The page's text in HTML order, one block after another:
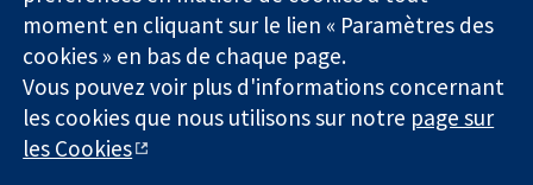
La Collaboration Cochrane est une association caritative (n°
1045921) et une société à responsabilité limitée par garantie (n°
03044323) enregistrée en Angleterre et au Pays de Galles. Numéro
de TVA : GB 718 2127 49.
Copyright © 2026 The Cochrane Collaboration
moment en cliquant sur le lien « Paramètres des
cookies » en bas de chaque page.
Vous pouvez voir plus d'informations concernant
les cookies que nous utilisons sur notre page sur
les Cookies